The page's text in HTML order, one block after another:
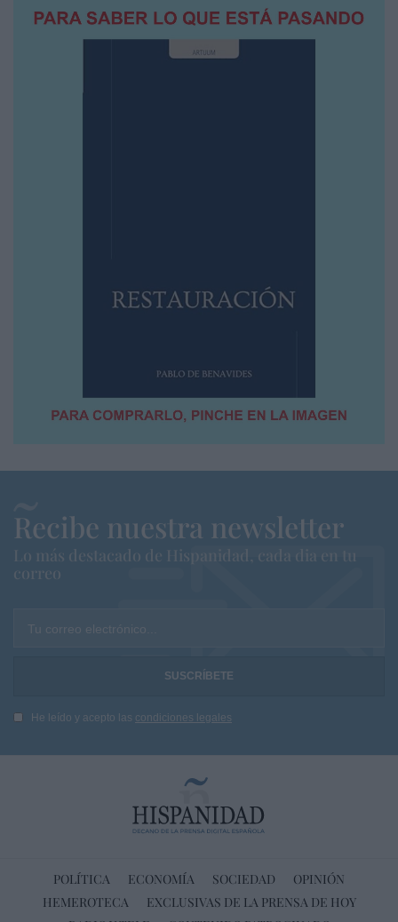
Recibe nuestra newsletter
Lo más destacado de Hispanidad, cada dia en tu
correo
Tu correo electrónico...
He leído y acepto las condiciones legales
POLÍTICA ECONOMÍA SOCIEDAD
OPINIÓN
HEMEROTECA
EXCLUSIVAS DE LA PRENSA DE HOY